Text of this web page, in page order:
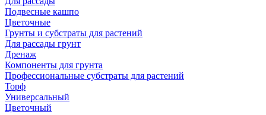
Подвесные кашпо
Цветочные
Грунты и субстраты для растений
Для рассады грунт
Дренаж
Компоненты для грунта
Профессиональные субстраты для растений
Торф
Универсальный
Цветочный